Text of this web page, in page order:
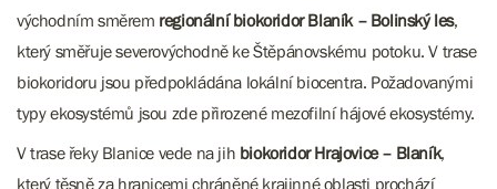
východním směrem regionální biokoridor Blaník – Bolinský les,
který směřuje severovýchodně ke Štěpánovskému potoku. V trase
biokoridoru jsou předpokládána lokální biocentra. Požadovanými
typy ekosystémů jsou zde přirozené mezofilní hájové ekosystémy.
V trase řeky Blanice vede na jih biokoridor Hrajovice – Blaník,
který těsně za hranicemi chráněné krajinné oblasti prochází